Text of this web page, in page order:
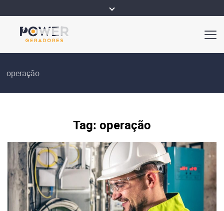
operação
Tag: operação